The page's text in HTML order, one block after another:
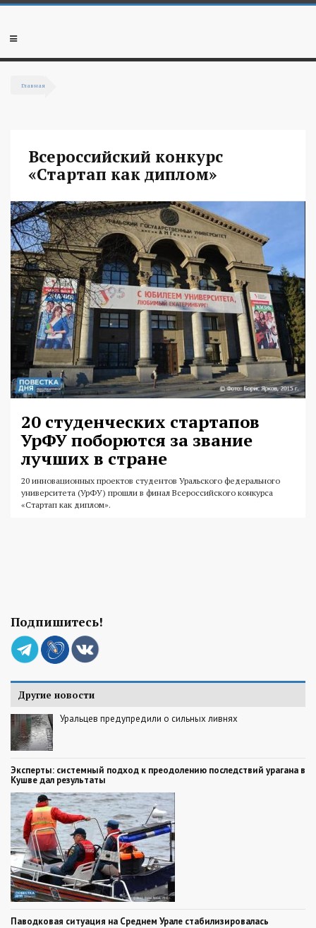
Перейти к основному содержанию
Мобильное
Главная
Всероссийский конкурс
«Стартап как диплом»
20 студенческих стартапов
УрФУ поборются за звание
лучших в стране
20 инновационных проектов студентов Уральского федерального
университета (УрФУ) прошли в финал Всероссийского конкурса
«Стартап как диплом».
Подпишитесь!
Другие новости
Уральцев предупредили о сильных ливнях
Эксперты: системный подход к преодолению последствий урагана в
Кушве дал результаты
Паводковая ситуация на Среднем Урале стабилизировалась